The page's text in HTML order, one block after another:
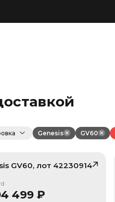
Genesis GV60
GV60, лот 42230914
/ 10
499 ₽